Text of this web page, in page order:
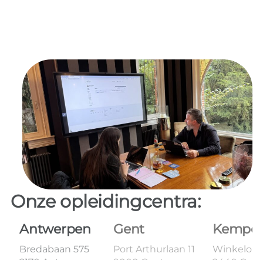
Onze opleidingcentra:
Antwerpen
Bredabaan 575
Gent
Port Arthurlaan 11
Winkelom